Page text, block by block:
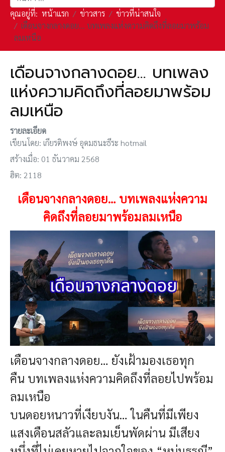
คุณอยู่ที่: หน้าแรก ข่าวสาร
ข่าวที่น่าสนใจ
เดือนจางกลางดอย… บทเพลงแห่งความคิดถึงที่ลอยมาพร้อม
ลมเหนือ
เดือนจางกลางดอย… บทเพลง
แห่งความคิดถึงที่ลอยมาพร้อม
ลมเหนือ
รายละเอียด
เขียนโดย: เกียรติพงษ์ อุดมธนะธีระ hotmail
สร้างเมื่อ: 01 ธันวาคม 2568
ฮิต: 2118
เดือนจางกลางดอย… บทเพลงแห่งความ
คิดถึงที่ลอยมาพร้อมลมเหนือ
เดือนจางกลางดอย… ยังเฝ้ามองเธอทุก
คืน บทเพลงแห่งความคิดถึงที่ลอยไปพร้อม
ลมเหนือ
บนดอยหนาวที่เงียบงัน…ในคืนที่มีเพียง
แสงเดือนสลัวและลมเย็นพัดผ่าน มีเสียง